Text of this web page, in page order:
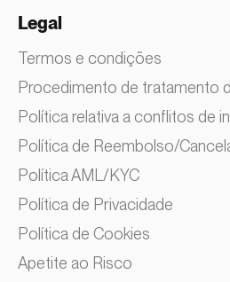
Legal
Termos e condições
Procedimento de tratamento
Política relativa a conflitos de
Política de Reembolso/
Política AML/KYC
Política de Privacidade
Política de Cookies
Apetite ao Risco